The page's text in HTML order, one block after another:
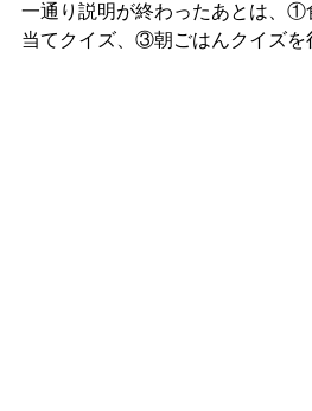
一通り説明が終わったあとは、
当てクイズ、③朝ごはんクイズを